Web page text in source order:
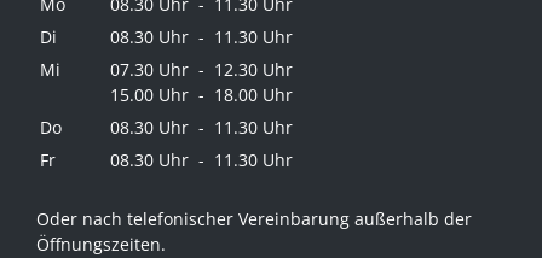
Di
08.30 Uhr - 11.30 Uhr
Mi
07.30 Uhr - 12.30 Uhr
15.00 Uhr - 18.00 Uhr
Do
08.30 Uhr - 11.30 Uhr
Fr
08.30 Uhr - 11.30 Uhr
Oder nach telefonischer Vereinbarung außerhalb der
Öffnungszeiten.